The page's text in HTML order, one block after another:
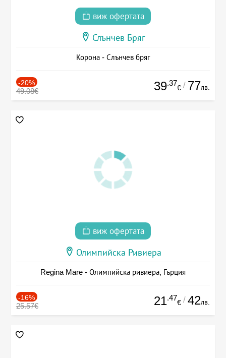
виж офертата
Слънчев Бряг
Корона - Слънчев бряг
-20%
49.08€ 39.37
€ / 77лв.
виж офертата
Олимпийска Ривиера
Regina Mare - Олимпийска ривиера, Гърция
-16%
25.57€ 21.47
€ / 42лв.